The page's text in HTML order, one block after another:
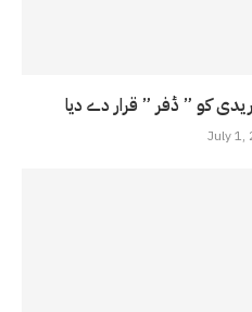
کو ” ڈفر ” قرار دے دیا
July 1,